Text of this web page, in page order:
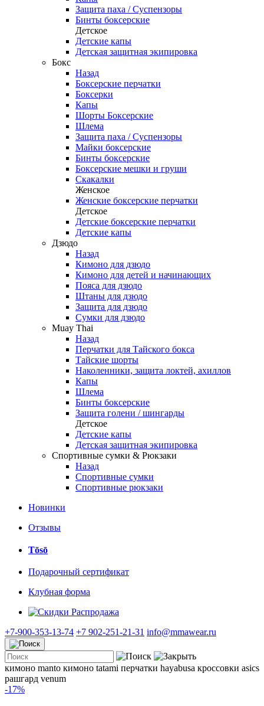
Защита паха / Суспензоры
Бинты боксерские
Детское
Детские капы
Детская защитная экипировка
Бокс
Назад
Боксерские перчатки
Боксерки
Капы
Шорты Боксерские
Шлема
Защита паха / Суспензоры
Майки боксерские
Бинты боксерские
Боксерские мешки и груши
Скакалки
Женское
Женские боксерские перчатки
Детское
Детские боксерские перчатки
Детские капы
Дзюдо
Назад
Кимоно для дзюдо
Кимоно для детей и начинающих
Пояса для дзюдо
Штаны для дзюдо
Защита для дзюдо
Сумки для дзюдо
Muay Thai
Назад
Перчатки для Тайского бокса
Тайские шорты
Наколенники, защита локтей, ахиллов
Капы
Шлема
Бинты боксерские
Защита голени / шингарды
Детское
Детские капы
Детская защитная экипировка
Спортивные сумки & Рюкзаки
Назад
Спортивные сумки
Спортивные рюкзаки
Новинки
Отзывы
Tōsō
Подарочный сертификат
Клубная форма
Распродажа
+7-900-353-13-74 +7 902-251-21-31 info@mmawear.ru
кимоно manto кимоно tatami перчатки hayabusa кроссовки asics
рашгард venum
-17%